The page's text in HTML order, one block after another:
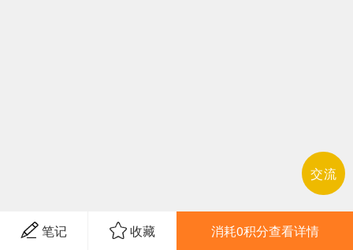
交流
笔记 收藏 消耗0积分查看详情